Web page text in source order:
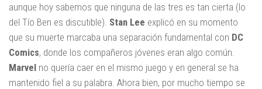
aunque hoy sabemos que ninguna de las tres es tan cierta (lo
del Tío Ben es discutible). Stan Lee explicó en su momento
que su muerte marcaba una separación fundamental con DC
Comics, donde los compañeros jóvenes eran algo común.
Marvel no quería caer en el mismo juego y en general se ha
mantenido fiel a su palabra. Ahora bien, por mucho tiempo se